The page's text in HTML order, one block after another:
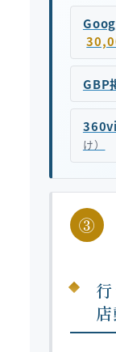
GBP
け）
③
店